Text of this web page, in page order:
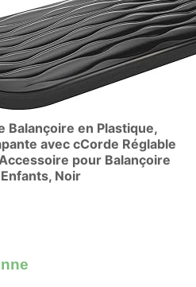
Balançoire en Plastique,
avec cCorde Réglable
pour Balançoire
Noir